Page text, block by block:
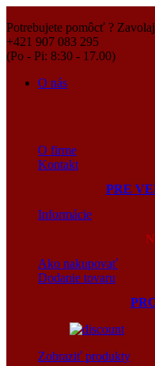
Potrebujete pomôcť ?
+421 907 083 295
(Po - Pi: 8:30 - 17.00)
O nás
O firme
Kontakt
PRE
Informácie
Ako nakupovať
Dodanie tovaru
Zobraziť produkty